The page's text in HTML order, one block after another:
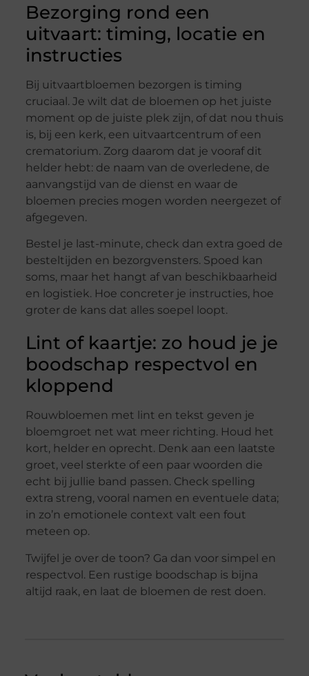
Bezorging rond een
uitvaart: timing, locatie en
instructies
Bij uitvaartbloemen bezorgen is timing
cruciaal. Je wilt dat de bloemen op het juiste
moment op de juiste plek zijn, of dat nou thuis
is, bij een kerk, een uitvaartcentrum of een
crematorium. Zorg daarom dat je vooraf dit
helder hebt: de naam van de overledene, de
aanvangstijd van de dienst en waar de
bloemen precies mogen worden neergezet of
afgegeven.
Bestel je last-minute, check dan extra goed de
besteltijden en bezorgvensters. Spoed kan
soms, maar het hangt af van beschikbaarheid
en logistiek. Hoe concreter je instructies, hoe
groter de kans dat alles soepel loopt.
Lint of kaartje: zo houd je je
boodschap respectvol en
kloppend
Rouwbloemen met lint en tekst geven je
bloemgroet net wat meer richting. Houd het
kort, helder en oprecht. Denk aan een laatste
groet, veel sterkte of een paar woorden die
echt bij jullie band passen. Check spelling
extra streng, vooral namen en eventuele data;
in zo’n emotionele context valt een fout
meteen op.
Twijfel je over de toon? Ga dan voor simpel en
respectvol. Een rustige boodschap is bijna
altijd raak, en laat de bloemen de rest doen.